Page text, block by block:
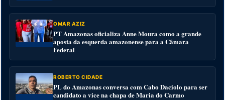
OMAR AZIZ
PT Amazonas oficializa Anne Moura como a grande
aposta da esquerda amazonense para a Câmara
Federal
ROBERTO CIDADE
PL do Amazonas conversa com Cabo Daciolo para ser
candidato a vice na chapa de Maria do Carmo